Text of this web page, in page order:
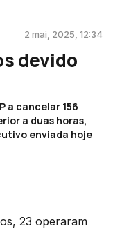
2 mai, 2025, 12:34
devido
a cancelar 156
a duas horas,
enviada hoje
23 operaram